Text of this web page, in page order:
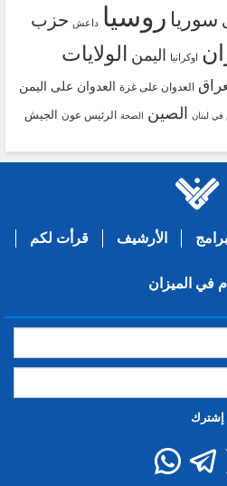
سوريا روسيا داعش حزب
اوكرانيا اليمن
الولايات
العدوان على غزة العدوان على اليمن
لبنان الصين الصحة الرئيس عون
الجيش
الأرشيف قرأت لكم
في الميزان
إشترك